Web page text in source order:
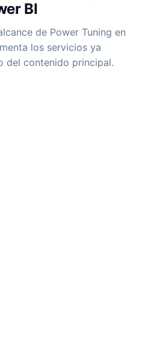
BI
de Power Tuning en
los servicios ya
del contenido principal.